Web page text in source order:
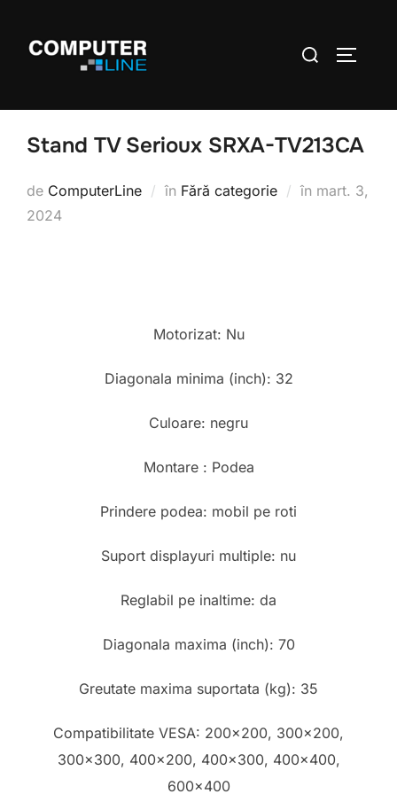
Stand TV Serioux SRXA-TV213CA
de ComputerLine în Fără categorie în mart. 3,
2024
Motorizat: Nu
Diagonala minima (inch): 32
Culoare: negru
Montare : Podea
Prindere podea: mobil pe roti
Suport displayuri multiple: nu
Reglabil pe inaltime: da
Diagonala maxima (inch): 70
Greutate maxima suportata (kg): 35
Compatibilitate VESA: 200×200, 300×200,
300×300, 400×200, 400×300, 400×400,
600×400